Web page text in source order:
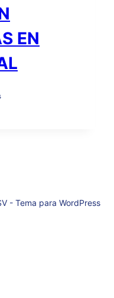
EN
- Tema para WordPress